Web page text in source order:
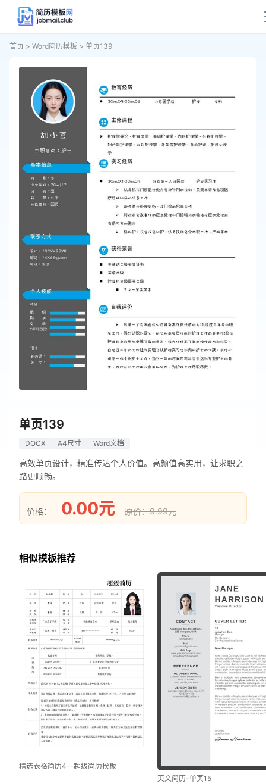
首页 > Word简历模板 > 单页139
单页139
DOCX A4尺寸 Word文档
高效单页设计，精准传达个人价值。高颜值高实用，让求职之
路更顺畅。
价格： 0.00元 原价：9.99元
相似模板推荐
精选表格简历4--超级简历模板
英文简历-单页15